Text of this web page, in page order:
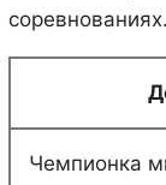
соревнованиях.
Чемпионка